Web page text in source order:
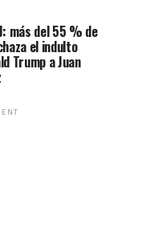
más del 55 % de
el indulto
Trump a Juan